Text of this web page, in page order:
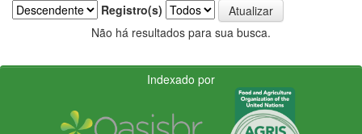
Registro(s)
Não há resultados para sua busca.
Indexado por